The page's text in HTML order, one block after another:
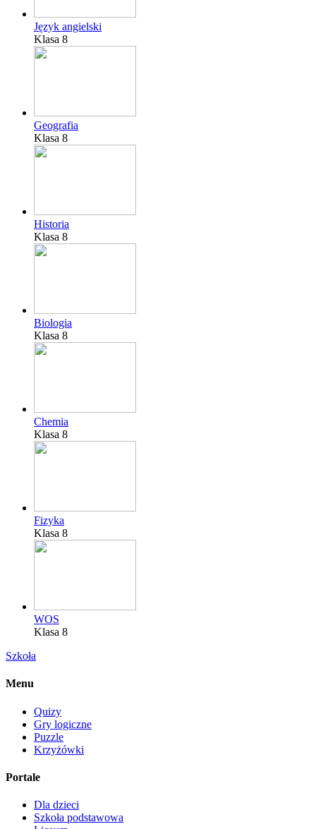
Język angielski
Klasa 8
Geografia
Klasa 8
Historia
Klasa 8
Biologia
Klasa 8
Chemia
Klasa 8
Fizyka
Klasa 8
WOS
Klasa 8
Szkoła
Menu
Quizy
Gry logiczne
Puzzle
Krzyżówki
Portale
Dla dzieci
Szkoła podstawowa